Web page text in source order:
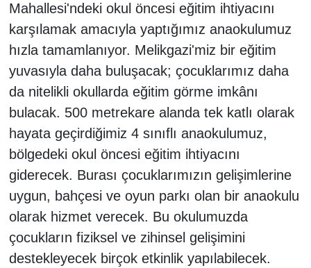
Mahallesi'ndeki okul öncesi eğitim ihtiyacını
karşılamak amacıyla yaptığımız anaokulumuz
hızla tamamlanıyor. Melikgazi'miz bir eğitim
yuvasıyla daha buluşacak; çocuklarımız daha
da nitelikli okullarda eğitim görme imkânı
bulacak. 500 metrekare alanda tek katlı olarak
hayata geçirdiğimiz 4 sınıflı anaokulumuz,
bölgedeki okul öncesi eğitim ihtiyacını
giderecek. Burası çocuklarımızın gelişimlerine
uygun, bahçesi ve oyun parkı olan bir anaokulu
olarak hizmet verecek. Bu okulumuzda
çocukların fiziksel ve zihinsel gelişimini
destekleyecek birçok etkinlik yapılabilecek.